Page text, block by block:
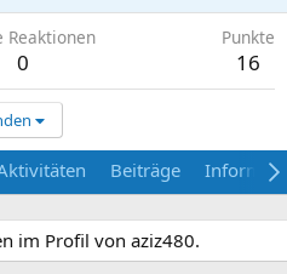
Reaktionen
0
Punkte
16
Beiträge
im Profil von aziz480.